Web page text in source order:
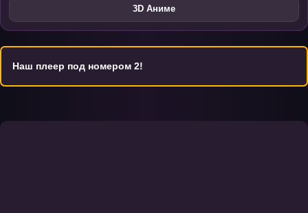
3D Аниме
Наш плеер под номером 2!